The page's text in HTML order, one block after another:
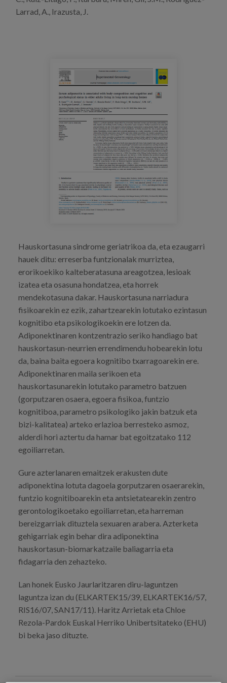
Prentsa
Larrad, A., Irazusta, J.
Hauskortasuna sindrome geriatrikoa da, eta ezaugarri
hauek ditu: erreserba funtzionalak murriztea,
erorikoekiko kalteberatasuna areagotzea, lesioak
izatea eta osasuna hondatzea, eta horrek
mendekotasuna dakar. Hauskortasuna narriadura
fisikoarekin ez ezik, zahartzearekin lotutako ezintasun
kognitibo eta psikologikoekin ere lotzen da.
Adiponektinaren kontzentrazio seriko handiago bat
hauskortasun-neurrien errendimendu hobearekin lotu
da, baina baita egoera kognitibo txarragoarekin ere.
Adiponektinaren maila serikoen eta
hauskortasunarekin lotutako parametro batzuen
(gorputzaren osaera, egoera fisikoa, funtzio
kognitiboa, parametro psikologiko jakin batzuk eta
bizi-kalitatea) arteko erlazioa berresteko asmoz,
alderdi hori aztertu da hamar bat egoitzatako 112
egoiliarretan.
Gure azterlanaren emaitzek erakusten dute
adiponektina lotuta dagoela gorputzaren osaerarekin,
funtzio kognitiboarekin eta antsietatearekin zentro
gerontologikoetako egoiliarretan, eta harreman
bereizgarriak dituztela sexuaren arabera. Azterketa
gehigarriak egin behar dira adiponektina
hauskortasun-biomarkatzaile baliagarria eta
fidagarria den zehazteko.
Lan honek Eusko Jaurlaritzaren diru-laguntzen
laguntza izan du (ELKARTEK15/39, ELKARTEK16/57,
RIS16/07, SAN17/11). Haritz Arrietak eta Chloe
Rezola-Pardok Euskal Herriko Unibertsitateko (EHU)
bi beka jaso dituzte.